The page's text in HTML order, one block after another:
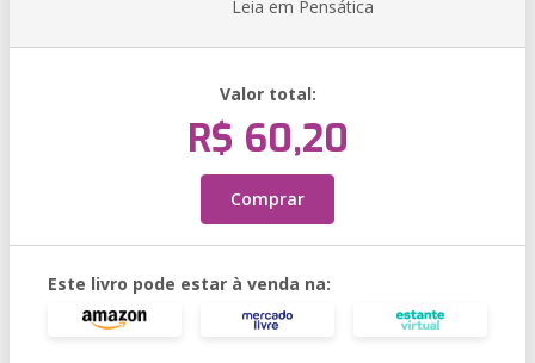
Leia em Pensática
Valor total:
R$ 60,20
Comprar
Este livro pode estar à venda na: